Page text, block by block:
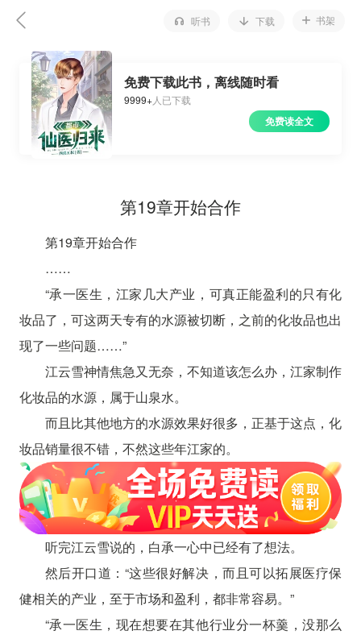
听书 下载 书架
免费下载此书，离线随时看
9999+人已下载
免费读全文
第19章开始合作
第19章开始合作
……
“承一医生，江家几大产业，可真正能盈利的只有化
妆品了，可这两天专有的水源被切断，之前的化妆品也出
现了一些问题……”
江云雪神情焦急又无奈，不知道该怎么办，江家制作
化妆品的水源，属于山泉水。
而且比其他地方的水源效果好很多，正基于这点，化
妆品销量很不错，不然这些年江家的。
听完江云雪说的，白承一心中已经有了想法。
然后开口道：“这些很好解决，而且可以拓展医疗保
健相关的产业，至于市场和盈利，都非常容易。”
“承一医生，现在想要在其他行业分一杯羹，没那么